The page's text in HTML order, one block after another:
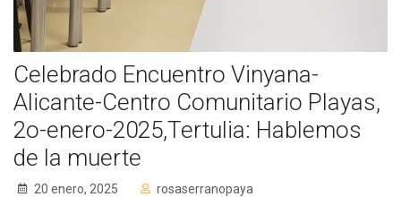
Celebrado Encuentro Vinyana-
Alicante-Centro Comunitario Playas,
2o-enero-2025,Tertulia: Hablemos
de la muerte
20 enero, 2025 rosaserranopaya